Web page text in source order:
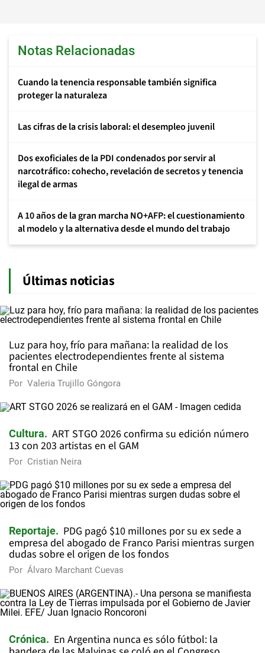
Notas Relacionadas
Cuando la tenencia responsable también significa
proteger la naturaleza
Las cifras de la crisis laboral: el desempleo juvenil
Dos exoficiales de la PDI condenados por servir al
narcotráfico: cohecho, revelación de secretos y tenencia
ilegal de armas
A 10 años de la gran marcha NO+AFP: el cuestionamiento
al modelo y la alternativa desde el mundo del trabajo
Últimas noticias
Luz para hoy, frío para mañana: la realidad de los
pacientes electrodependientes frente al sistema
frontal en Chile
Por Valeria Trujillo Góngora
Cultura
ART STGO 2026 confirma su edición número
13 con 203 artistas en el GAM
Por Cristian Neira
Reportaje
PDG pagó $10 millones por su ex sede a
empresa del abogado de Franco Parisi mientras surgen
dudas sobre el origen de los fondos
Por Álvaro Marchant Cuevas
Crónica
En Argentina nunca es sólo fútbol: la